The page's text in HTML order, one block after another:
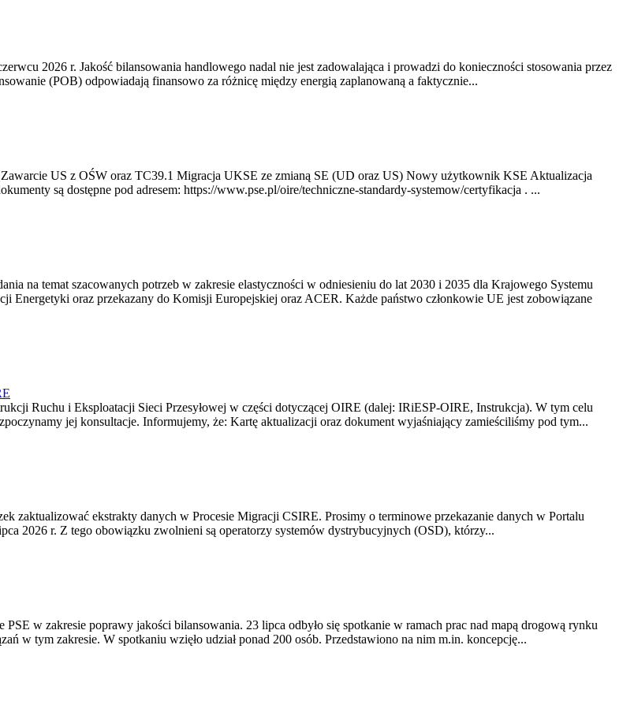
2026 r. Jakość bilansowania handlowego nadal nie jest zadowalająca i prowadzi do konieczności stosowania przez
(POB) odpowiadają finansowo za różnicę między energią zaplanowaną a faktycznie...
US z OŚW oraz TC39.1 Migracja UKSE ze zmianą SE (UD oraz US) Nowy użytkownik KSE Aktualizacja
są dostępne pod adresem: https://www.pse.pl/oire/techniczne-standardy-systemow/certyfikacja . ...
na temat szacowanych potrzeb w zakresie elastyczności w odniesieniu do lat 2030 i 2035 dla Krajowego Systemu
Energetyki oraz przekazany do Komisji Europejskiej oraz ACER. Każde państwo członkowie UE jest zobowiązane
Ruchu i Eksploatacji Sieci Przesyłowej w części dotyczącej OIRE (dalej: IRiESP-OIRE, Instrukcja). W tym celu
jej konsultacje. Informujemy, że: Kartę aktualizacji oraz dokument wyjaśniający zamieściliśmy pod tym...
zaktualizować ekstrakty danych w Procesie Migracji CSIRE. Prosimy o terminowe przekazanie danych w Portalu
2026 r. Z tego obowiązku zwolnieni są operatorzy systemów dystrybucyjnych (OSD), którzy...
w zakresie poprawy jakości bilansowania. 23 lipca odbyło się spotkanie w ramach prac nad mapą drogową rynku
w tym zakresie. W spotkaniu wzięło udział ponad 200 osób. Przedstawiono na nim m.in. koncepcję...